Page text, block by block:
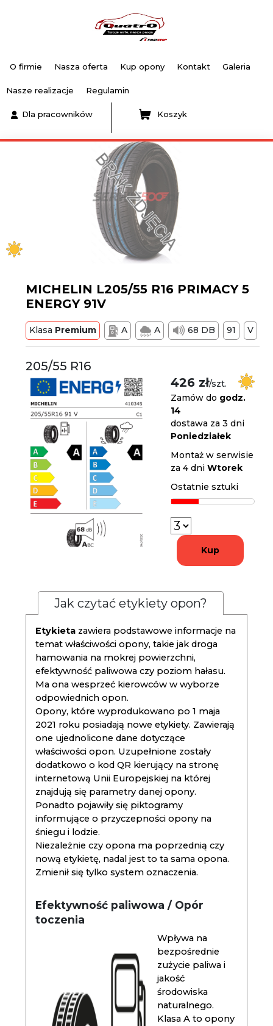
O firmie Nasza oferta Kup opony Kontakt Galeria
Nasze realizacje Regulamin
Dla pracowników Koszyk
MICHELIN L205/55 R16 PRIMACY 5
ENERGY 91V
Klasa Premium A A 68 DB 91 V
205/55 R16
426 zł/szt.
Zamów do godz.
14
dostawa za 3 dni
Poniedziałek
Montaż w serwisie
za 4 dniWtorek
Ostatnie sztuki
Kup
Jak czytać etykiety opon?
Etykieta zawiera podstawowe informacje na
temat właściwości opony, takie jak droga
hamowania na mokrej powierzchni,
efektywność paliwowa czy poziom hałasu.
Ma ona wesprzeć kierowców w wyborze
odpowiednich opon.
Opony, które wyprodukowano po 1 maja
2021 roku posiadają nowe etykiety. Zawierają
one ujednolicone dane dotyczące
właściwości opon. Uzupełnione zostały
dodatkowo o kod QR kierujący na stronę
internetową Unii Europejskiej na której
znajdują się parametry danej opony.
Ponadto pojawiły się piktogramy
informujące o przyczepności opony na
śniegu i lodzie.
Niezależnie czy opona ma poprzednią czy
nową etykietę, nadal jest to ta sama opona.
Zmienił się tylko system oznaczenia.
Efektywność paliwowa / Opór
toczenia
Wpływa na
bezpośrednie
zużycie paliwa i
jakość
środowiska
naturalnego.
Klasa A to opony